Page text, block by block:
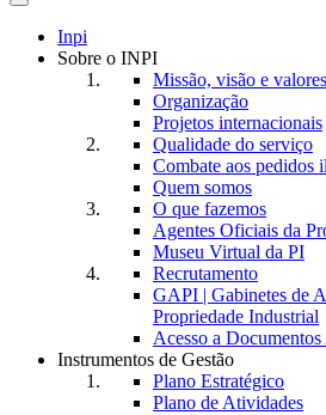
Toggle
navigation
Inpi
Sobre o INPI
Missão, visão e valores
Organização
Projetos internacionais
Qualidade do serviço
Combate aos pedidos
Quem somos
O que fazemos
Agentes Oficiais da
Museu Virtual da PI
Recrutamento
GAPI | Gabinetes de
Propriedade Industrial
Acesso a
Instrumentos de Gestão
Plano Estratégico
Plano de Atividades